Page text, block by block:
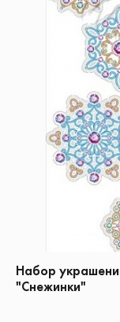
Набор
"Снежинки"